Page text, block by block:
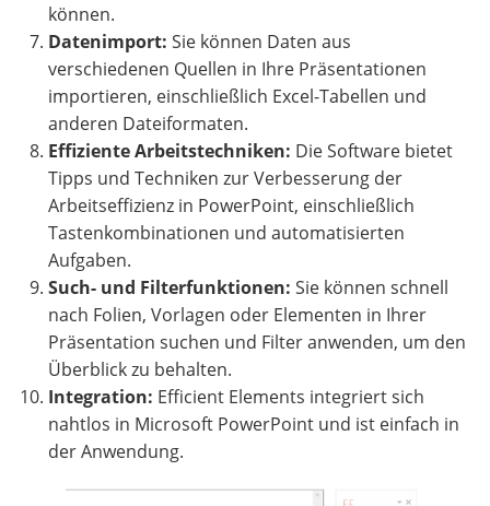
können.
Datenimport: Sie können Daten aus
verschiedenen Quellen in Ihre Präsentationen
importieren, einschließlich Excel-Tabellen und
anderen Dateiformaten.
Effiziente Arbeitstechniken: Die Software bietet
Tipps und Techniken zur Verbesserung der
Arbeitseffizienz in PowerPoint, einschließlich
Tastenkombinationen und automatisierten
Aufgaben.
Such- und Filterfunktionen: Sie können schnell
nach Folien, Vorlagen oder Elementen in Ihrer
Präsentation suchen und Filter anwenden, um den
Überblick zu behalten.
Integration: Efficient Elements integriert sich
nahtlos in Microsoft PowerPoint und ist einfach in
der Anwendung.